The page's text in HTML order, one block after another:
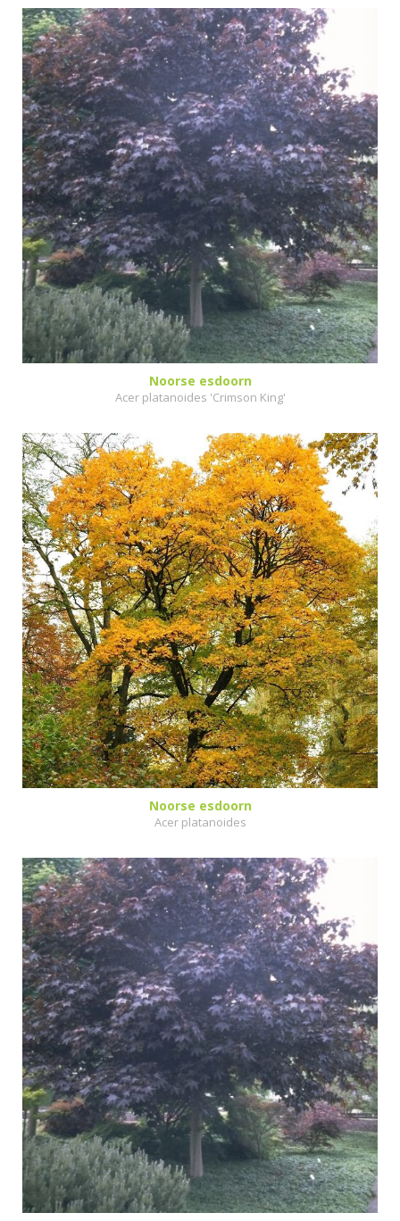
Noorse esdoorn
Acer platanoides 'Crimson King'
Noorse esdoorn
Acer platanoides